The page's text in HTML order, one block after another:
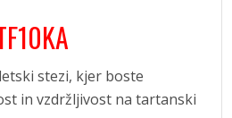
stezi, kjer boste
in vzdržljivost na tartanski